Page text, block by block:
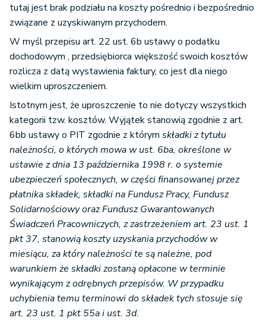
tutaj jest brak podziału na koszty pośrednio i bezpośrednio
związane z uzyskiwanym przychodem.
W myśl przepisu art. 22 ust. 6b ustawy o podatku
dochodowym , przedsiębiorca większość swoich kosztów
rozlicza z datą wystawienia faktury, co jest dla niego
wielkim uproszczeniem.
Istotnym jest, że uproszczenie to nie dotyczy wszystkich
kategorii tzw. kosztów. Wyjątek stanowią zgodnie z art.
6bb ustawy o PIT zgodnie z którym składki z tytułu
należności, o których mowa w ust. 6ba, określone w
ustawie z dnia 13 października 1998 r. o systemie
ubezpieczeń społecznych, w części finansowanej przez
płatnika składek, składki na Fundusz Pracy, Fundusz
Solidarnościowy oraz Fundusz Gwarantowanych
Świadczeń Pracowniczych, z zastrzeżeniem art. 23 ust. 1
pkt 37, stanowią koszty uzyskania przychodów w
miesiącu, za który należności te są należne, pod
warunkiem że składki zostaną opłacone w terminie
wynikającym z odrębnych przepisów. W przypadku
uchybienia temu terminowi do składek tych stosuje się
art. 23 ust. 1 pkt 55a i ust. 3d.